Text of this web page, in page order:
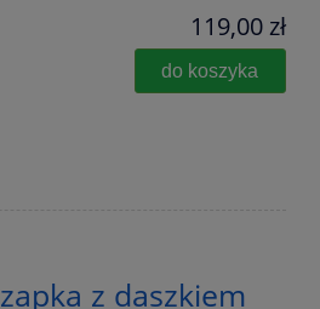
119,00 zł
do koszyka
z daszkiem